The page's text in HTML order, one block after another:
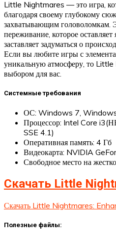
Little Nightmares — это игра,
благодаря своему глубокому
захватывающим головоломкам.
переживание, которое
заставляет задуматься о
Если вы любите игры с
уникальную атмосферу, то
выбором для вас.
Системные требования
ОС: Windows 7,
Процессор: Intel Core
SSE 4.1)
Оперативная память: 4 Гб
Видеокарта: NVIDIA
Свободное место на
Скачать Little
Скачать Little Nightmares:
Полезные файлы: